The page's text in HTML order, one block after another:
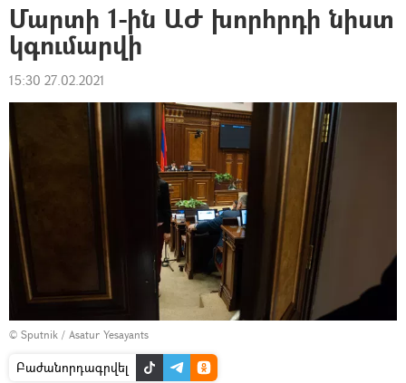
Մարտի 1-ին ԱԺ խորհրդի նիստ
կգումարվի
15:30 27.02.2021
© Sputnik / Asatur Yesayants
Բաժանորդագրվել